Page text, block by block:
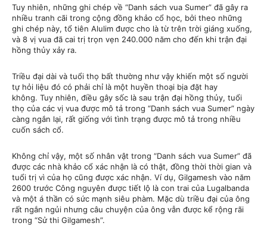
Tuy nhiên, những ghi chép về “Danh sách vua Sumer” đã gây ra
nhiều tranh cãi trong cộng đồng khảo cổ học, bởi theo những
ghi chép này, tổ tiên Alulim được cho là từ trên trời giáng xuống,
và 8 vị vua đã cai trị trọn vẹn 240.000 năm cho đến khi trận đại
hồng thủy xảy ra.
Triều đại dài và tuổi thọ bất thường như vậy khiến một số người
tự hỏi liệu đó có phải chỉ là một huyền thoại bịa đặt hay
không. Tuy nhiên, điều gây sốc là sau trận đại hồng thủy, tuổi
thọ của các vị vua được mô tả trong “Danh sách vua Sumer” ngày
càng ngắn lại, rất giống với tình trạng được mô tả trong nhiều
cuốn sách cổ.
Không chỉ vậy, một số nhân vật trong “Danh sách vua Sumer” đã
được các nhà khảo cổ xác nhận là có thật, đồng thời thời gian và
tuổi trị vì của họ cũng được xác nhận. Ví dụ, Gilgamesh vào năm
2600 trước Công nguyên được tiết lộ là con trai của Lugalbanda
và một á thần có sức mạnh siêu phàm. Mặc dù triều đại của ông
rất ngắn ngủi nhưng câu chuyện của ông vẫn được kể rộng rãi
trong “Sử thi Gilgamesh”.